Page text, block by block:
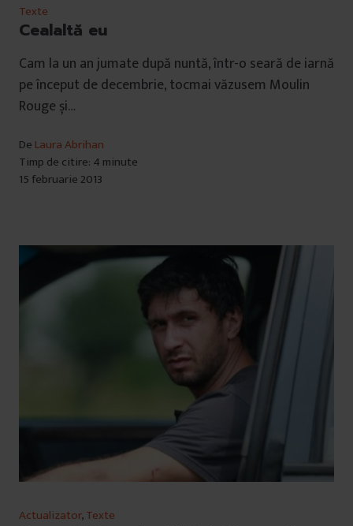
Texte
Cealaltă eu
Cam la un an jumate după nuntă, într-o seară de iarnă
pe început de decembrie, tocmai văzusem Moulin
Rouge și…
De Laura Abrihan
Timp de citire: 4 minute
15 februarie 2013
Actualizator,Texte